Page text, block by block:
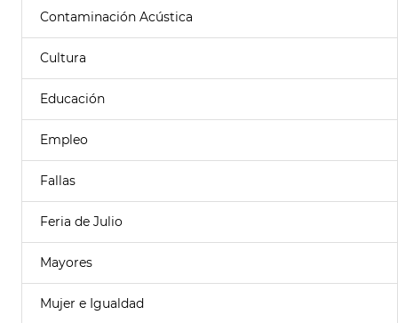
Contaminación Acústica
Cultura
Educación
Empleo
Fallas
Feria de Julio
Mayores
Mujer e Igualdad